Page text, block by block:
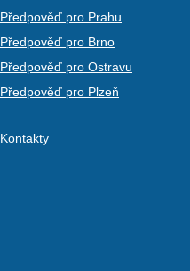
Předpověď pro Prahu
Předpověď pro Brno
Předpověď pro Ostravu
Předpověď pro Plzeň
Kontakty